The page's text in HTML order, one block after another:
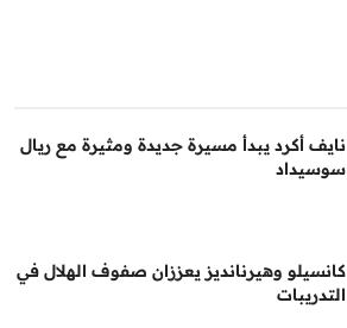
نايف أكرد يبدأ مسيرة جديدة ومثيرة مع ريال
سوسيداد
كانسيلو وهيرنانديز يعززان صفوف الهلال في
التدريبات